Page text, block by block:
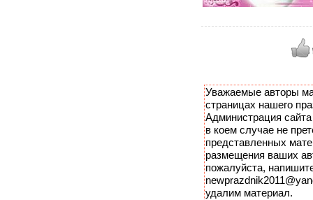
Уважаемые авторы
страницах нашего
Администрация
в коем случае не
представленных
размещения ваших
пожалуйста,
удалим материал.